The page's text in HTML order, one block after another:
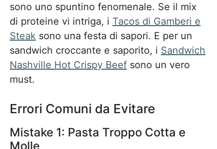
sono uno spuntino fenomenale. Se il mix
di proteine vi intriga, i Tacos di Gamberi e
Steak sono una festa di sapori. E per un
sandwich croccante e saporito, i Sandwich
Nashville Hot Crispy Beef sono un vero
must.
Errori Comuni da Evitare
Mistake 1: Pasta Troppo Cotta e
Molle